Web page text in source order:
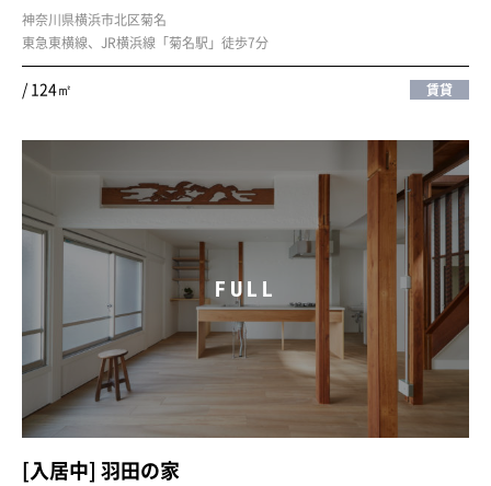
神奈川県横浜市北区菊名
東急東横線、JR横浜線「菊名駅」徒歩7分
/ 124㎡ 賃貸
FULL
[入居中] 羽田の家